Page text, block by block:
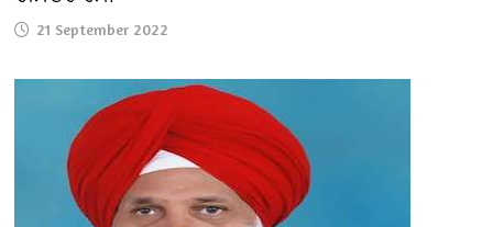
21 September 2022